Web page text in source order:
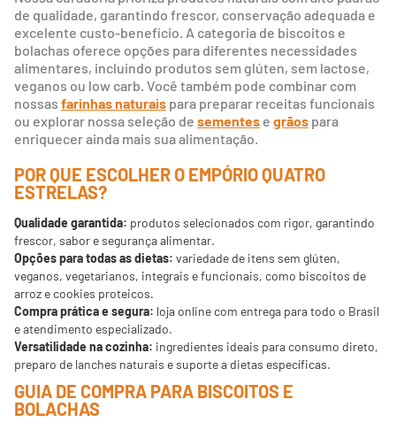
de qualidade, garantindo frescor, conservação adequada e
excelente custo-benefício. A categoria de biscoitos e
bolachas oferece opções para diferentes necessidades
alimentares, incluindo produtos sem glúten, sem lactose,
veganos ou low carb. Você também pode combinar com
nossas farinhas naturais para preparar receitas funcionais
ou explorar nossa seleção de sementes e grãos para
enriquecer ainda mais sua alimentação.
POR QUE ESCOLHER O EMPÓRIO QUATRO
ESTRELAS?
Qualidade garantida: produtos selecionados com rigor, garantindo
frescor, sabor e segurança alimentar.
Opções para todas as dietas: variedade de itens sem glúten,
veganos, vegetarianos, integrais e funcionais, como biscoitos de
arroz e cookies proteicos.
Compra prática e segura: loja online com entrega para todo o Brasil
e atendimento especializado.
Versatilidade na cozinha: ingredientes ideais para consumo direto,
preparo de lanches naturais e suporte a dietas específicas.
GUIA DE COMPRA PARA BISCOITOS E
BOLACHAS